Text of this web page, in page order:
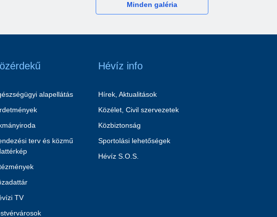
Minden galéria
alapellátás
terv és közmű
TV
Hévíz info
Hírek, Aktualitások
Közélet, Civil szervezetek
Közbiztonság
Sportolási lehetőségek
Hévíz S.O.S.